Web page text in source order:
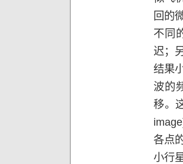
回的
不同
迟；
结果
波的
移。
各点
小行